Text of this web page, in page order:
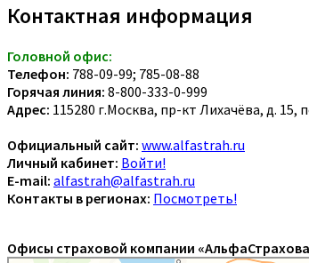
Контактная информация
Головной офис:
Телефон: 788-09-99; 785-08-88
Горячая линия: 8-800-333-0-999
Адрес: 115280 г.Москва, пр-кт Лихачёва, д. 15,
Официальный сайт: www.alfastrah.ru
Личный кабинет: Войти!
E-mail: alfastrah@alfastrah.ru
Контакты в регионах: Посмотреть!
Офисы страховой компании